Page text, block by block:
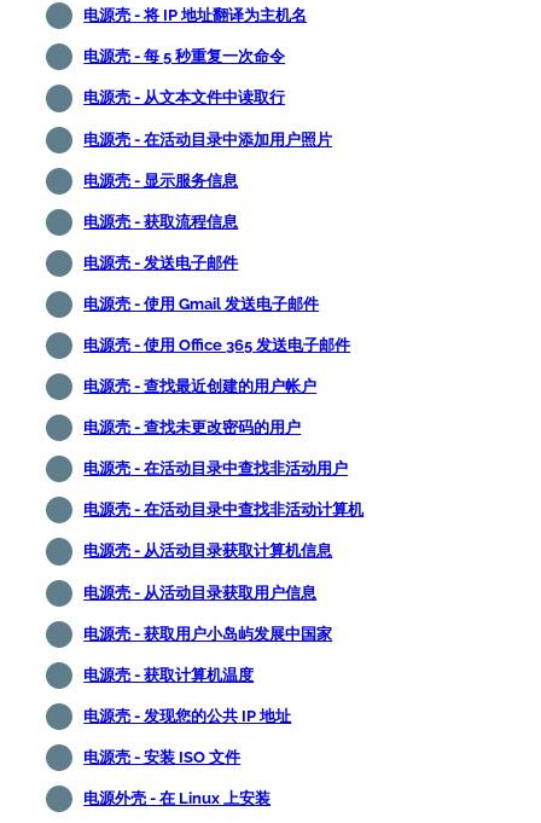
电源壳 - 将 IP 地址翻译为主机名
电源壳 - 每 5 秒重复一次命令
电源壳 - 从文本文件中读取行
电源壳 - 在活动目录中添加用户照片
电源壳 - 显示服务信息
电源壳 - 获取流程信息
电源壳 - 发送电子邮件
电源壳 - 使用 Gmail 发送电子邮件
电源壳 - 使用 Office 365 发送电子邮件
电源壳 - 查找最近创建的用户帐户
电源壳 - 查找未更改密码的用户
电源壳 - 在活动目录中查找非活动用户
电源壳 - 在活动目录中查找非活动计算机
电源壳 - 从活动目录获取计算机信息
电源壳 - 从活动目录获取用户信息
电源壳 - 获取用户小岛屿发展中国家
电源壳 - 获取计算机温度
电源壳 - 发现您的公共 IP 地址
电源壳 - 安装 ISO 文件
电源外壳 - 在 Linux 上安装